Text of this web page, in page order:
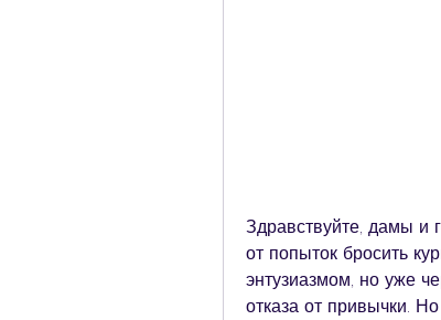
Здравствуйте, дамы и
от попыток бросить
энтузиазмом, но уже
отказа от привычки.